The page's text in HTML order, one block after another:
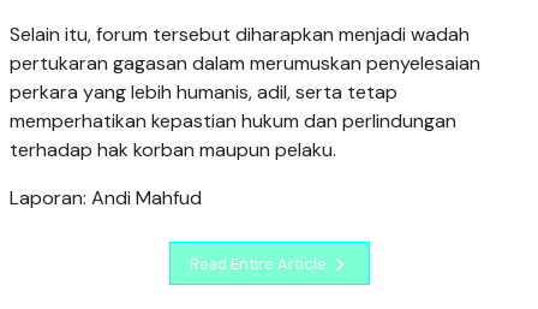
Selain itu, forum tersebut diharapkan menjadi wadah
pertukaran gagasan dalam merumuskan penyelesaian
perkara yang lebih humanis, adil, serta tetap
memperhatikan kepastian hukum dan perlindungan
terhadap hak korban maupun pelaku.
Laporan: Andi Mahfud
Read Entire Article